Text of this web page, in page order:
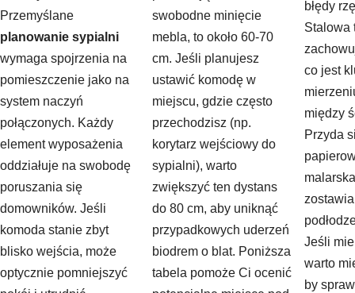
Przemyślane
planowanie sypialni
wymaga spojrzenia na
pomieszczenie jako na
system naczyń
połączonych. Każdy
element wyposażenia
oddziałuje na swobodę
poruszania się
domowników. Jeśli
komoda stanie zbyt
blisko wejścia, może
optycznie pomniejszyć
swobodne minięcie
mebla, to około 60-70
cm. Jeśli planujesz
ustawić komodę w
miejscu, gdzie często
przechodzisz (np.
korytarz wejściowy do
sypialni), warto
zwiększyć ten dystans
do 80 cm, aby uniknąć
przypadkowych uderzeń
biodrem o blat. Poniższa
tabela pomoże Ci ocenić
błędy
Stalowa
co jest
między
Przyda
Jeśli
warto
by